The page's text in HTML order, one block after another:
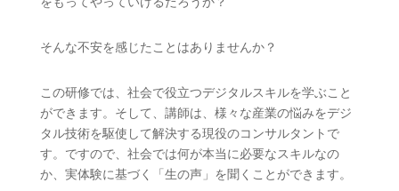
そんな不安を感じたことはありませんか？
この研修では、社会で役立つデジタルスキルを学ぶこと
ができます。そして、講師は、様々な産業の悩みをデジ
タル技術を駆使して解決する現役のコンサルタントで
す。ですので、社会では何が本当に必要なスキルなの
か、実体験に基づく「生の声」を聞くことができます。